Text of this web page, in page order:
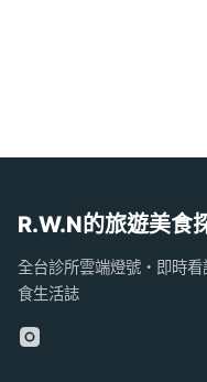
R.W.N的旅遊美食
全台診所雲端燈號・即時
食生活誌